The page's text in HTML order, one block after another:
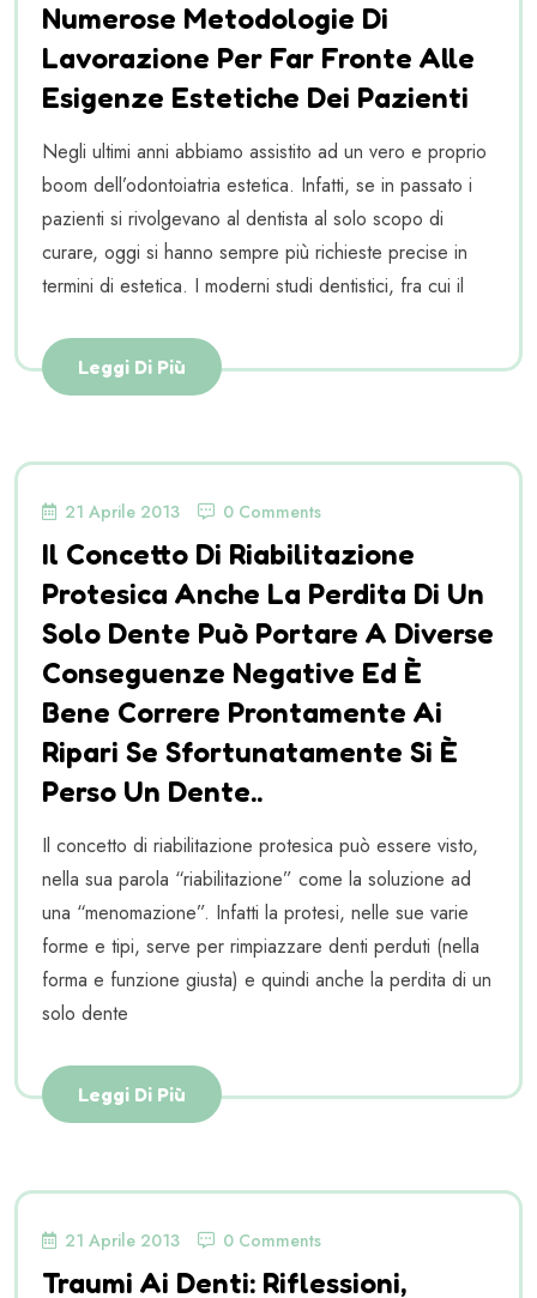
Numerose Metodologie Di
Lavorazione Per Far Fronte Alle
Esigenze Estetiche Dei Pazienti
Negli ultimi anni abbiamo assistito ad un vero e proprio
boom dell’odontoiatria estetica. Infatti, se in passato i
pazienti si rivolgevano al dentista al solo scopo di
curare, oggi si hanno sempre più richieste precise in
termini di estetica. I moderni studi dentistici, fra cui il
Leggi Di Più
21 Aprile 2013 0 Comments
Il Concetto Di Riabilitazione
Protesica Anche La Perdita Di Un
Solo Dente Può Portare A Diverse
Conseguenze Negative Ed È
Bene Correre Prontamente Ai
Ripari Se Sfortunatamente Si È
Perso Un Dente..
Il concetto di riabilitazione protesica può essere visto,
nella sua parola “riabilitazione” come la soluzione ad
una “menomazione”. Infatti la protesi, nelle sue varie
forme e tipi, serve per rimpiazzare denti perduti (nella
forma e funzione giusta) e quindi anche la perdita di un
solo dente
Leggi Di Più
21 Aprile 2013 0 Comments
Traumi Ai Denti: Riflessioni,